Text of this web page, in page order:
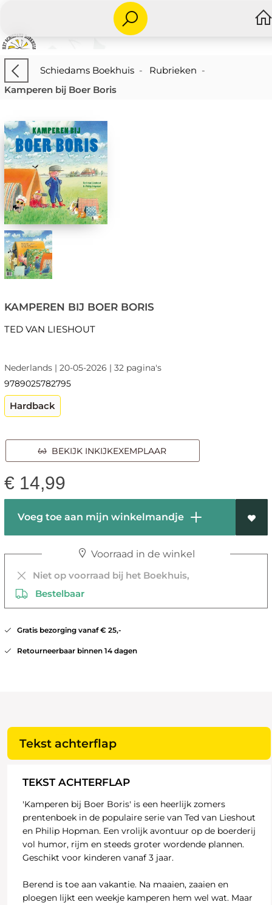
Schiedams Boekhuis- Rubrieken -
Kamperen bij Boer Boris
KAMPEREN BIJ BOER BORIS
TED VAN LIESHOUT
Nederlands | 20-05-2026 | 32 pagina's
9789025782795
Hardback
BEKIJK INKIJKEXEMPLAAR
€ 14,99
Voeg toe aan mijn winkelmandje
Voorraad in de winkel
Niet op voorraad bij het Boekhuis,
Bestelbaar
Gratis bezorging vanaf € 25,-
Retourneerbaar binnen 14 dagen
Tekst achterflap
TEKST ACHTERFLAP
'Kamperen bij Boer Boris' is een heerlijk zomers
prentenboek in de populaire serie van Ted van Lieshout
en Philip Hopman. Een vrolijk avontuur op de boerderij
vol humor, rijm en steeds groter wordende plannen.
Geschikt voor kinderen vanaf 3 jaar.
Berend is toe aan vakantie. Na maaien, zaaien en
ploegen lijkt een weekje kamperen hem wel wat. Maar